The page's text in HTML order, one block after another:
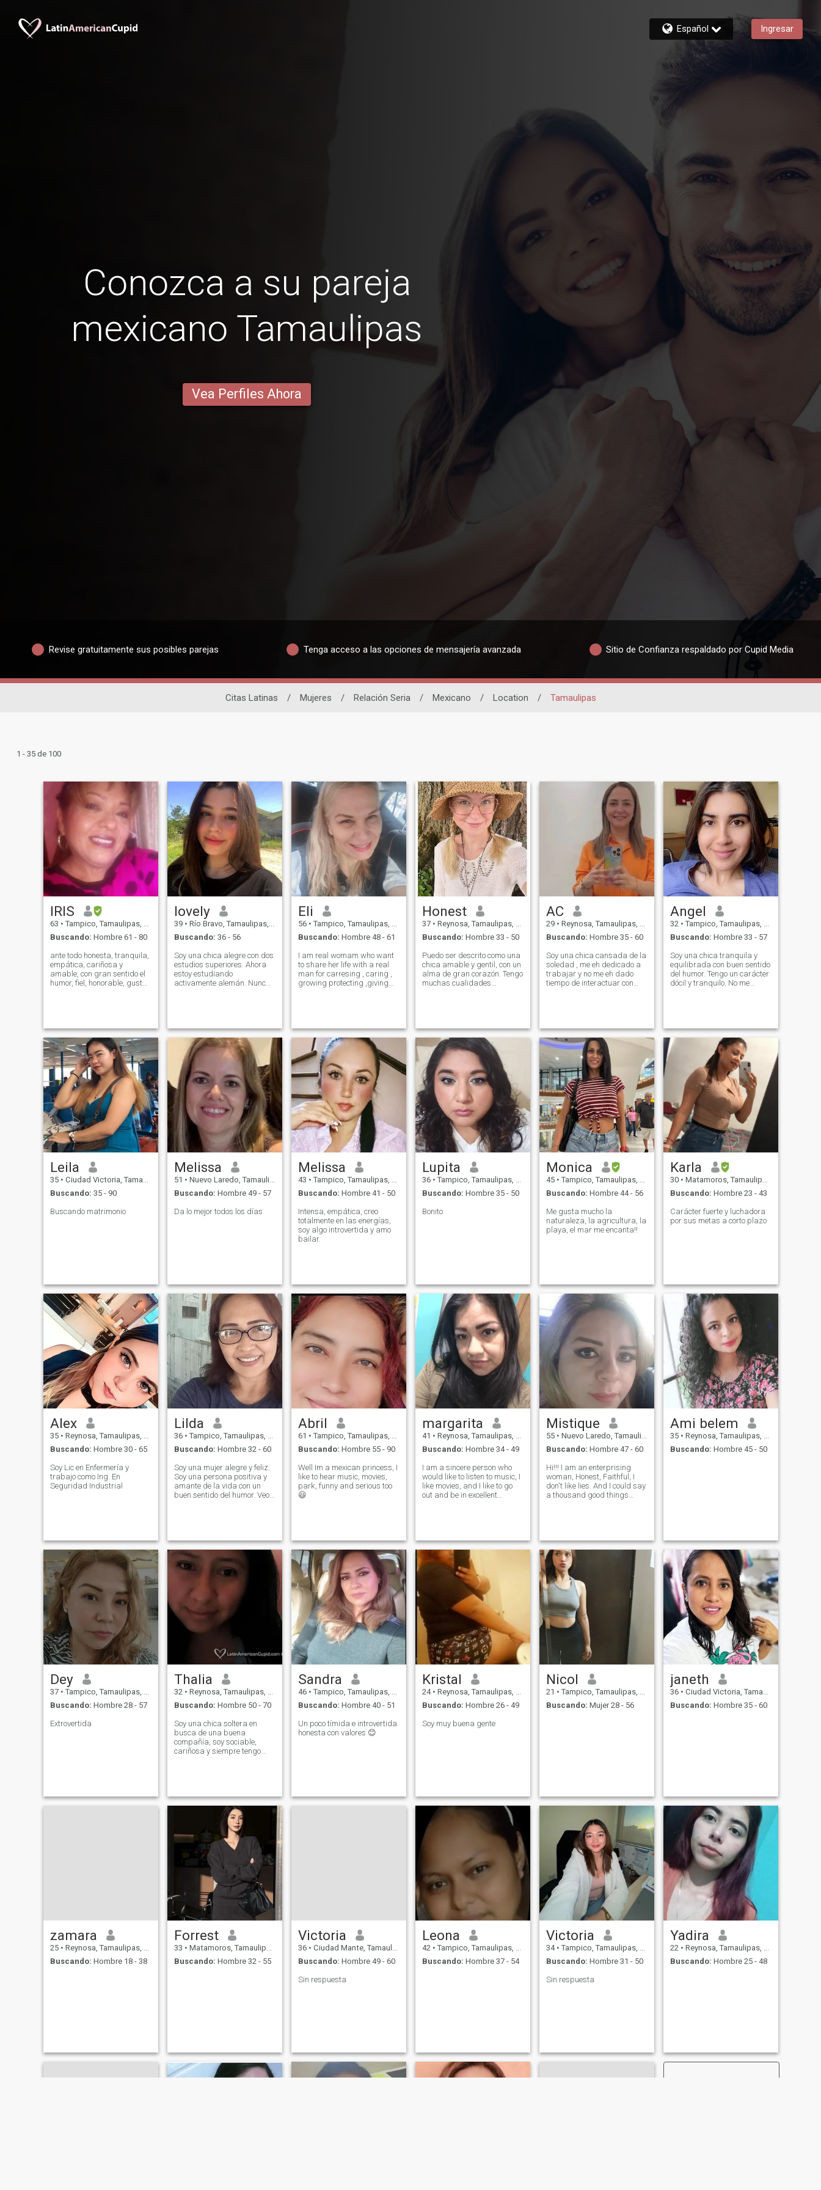
Español Ingresar
Conozca a su pareja
mexicano Tamaulipas
Vea Perfiles Ahora
Revise gratuitamente sus posibles parejas Tenga acceso a las opciones de mensajería avanzada Sitio de Confianza respaldado por Cupid Media
Citas Latinas / Mujeres / Relación Seria / Mexicano / Location / Tamaulipas
1 - 35 de 100
IRIS
63 • Tampico, Tamaulipas, México
Buscando: Hombre 61 - 80
ante todo honesta, tranquila,
empática, cariñosa y
amable, con gran sentido el
humor, fiel, honorable, gusta
pesca, disfrutar al máximo
la naturaleza, si eres menor
a 61 años no me contactes,
no contestaré, si eres
estafador no me contactes
me doy cuenta del modo de
actuar de un estafador y un
mentiroso; si eres un enfermo
sexual tampoco me
contactes, también de
inmediato lo percibo y te
bloquearé.
lovely
39 • Río Bravo, Tamaulipas, México
Buscando: 36 - 56
Soy una chica alegre con dos
estudios superiores. Ahora
estoy estudiando
activamente alemán. Nunca
persona sincera, abierta y
receptiva, siempre dispuesta
a ayudar. Me gusta la forma
activa de vida.
Eli
56 • Tampico, Tamaulipas, México
Buscando: Hombre 48 - 61
I am real womam who want
to share her life with a real
man for carresing , caring ,
growing protecting ,giving
Honest
37 • Reynosa, Tamaulipas, México
Buscando: Hombre 33 - 50
Puedo ser descrito como una
chica amable y gentil, con un
alma de gran corazón. Tengo
muchas cualidades
conversadora y una chica
hermosa
AC
29 • Reynosa, Tamaulipas, México
Buscando: Hombre 35 - 60
Soy una chica cansada de la
soledad , me eh dedicado a
trabajar y no me eh dado
tiempo de interactuar con
con temor a Dios .
Angel
32 • Tampico, Tamaulipas, México
Buscando: Hombre 33 - 57
Soy una chica tranquila y
equilibrada con buen sentido
del humor. Tengo un carácter
dócil y tranquilo. No me
elogios. Prefiero hacer lo que
amo en mi vida. Y no lo que
está de moda, prestigioso o
pertenece.
Leila
35 • Ciudad Victoria, Tamaulipas, México
Buscando: 35 - 90
Buscando matrimonio
Melissa
51 • Nuevo Laredo, Tamaulipas, México
Buscando: Hombre 49 - 57
Da lo mejor todos los días
Melissa
43 • Tampico, Tamaulipas, México
Buscando: Hombre 41 - 50
Intensa, empática, creo
totalmente en las energías,
soy algo introvertida y amo
bailar.
Lupita
36 • Tampico, Tamaulipas, México
Buscando: Hombre 35 - 50
Bonito
Monica
45 • Tampico, Tamaulipas, México
Buscando: Hombre 44 - 56
Me gusta mucho la
naturaleza, la agricultura, la
playa, el mar me encanta!!
Karla
30 • Matamoros, Tamaulipas, México
Buscando: Hombre 23 - 43
Carácter fuerte y luchadora
por sus metas a corto plazo
Alex
35 • Reynosa, Tamaulipas, México
Buscando: Hombre 30 - 65
Soy Lic en Enfermería y
trabajo como Ing. En
Seguridad Industrial
Lilda
36 • Tampico, Tamaulipas, México
Buscando: Hombre 32 - 60
Soy una mujer alegre y feliz.
Soy una persona positiva y
amante de la vida con un
buen sentido del humor. Veo
gusta estudiar la cultura y la
cocina de diferentes países
del mundo.
Abril
61 • Tampico, Tamaulipas, México
Buscando: Hombre 55 - 90
Well Im a mexican princess, I
like to hear music, movies,
park, funny and serious too
😃
margarita
41 • Reynosa, Tamaulipas, México
Buscando: Hombre 34 - 49
I am a sincere person who
would like to listen to music, I
like movies, and I like to go
out and be in excellent
Mistique
55 • Nuevo Laredo, Tamaulipas, México
Buscando: Hombre 47 - 60
Hi!!! I am an enterprising
woman, Honest, Faithful, I
don't like lies. And I could say
a thousand good things
Ami belem
35 • Reynosa, Tamaulipas, México
Buscando: Hombre 45 - 50
Dey
37 • Tampico, Tamaulipas, México
Buscando: Hombre 28 - 57
Extrovertida
Thalia
32 • Reynosa, Tamaulipas, México
Buscando: Hombre 50 - 70
Soy una chica soltera en
busca de una buena
compañía, soy sociable,
cariñosa y siempre tengo
Sandra
46 • Tampico, Tamaulipas, México
Buscando: Hombre 40 - 51
Un poco tímida e introvertida
honesta con valores 😊
Kristal
24 • Reynosa, Tamaulipas, México
Buscando: Hombre 26 - 49
Soy muy buena gente
Nicol
21 • Tampico, Tamaulipas, México
Buscando: Mujer 28 - 56
janeth
36 • Ciudad Victoria, Tamaulipas, México
Buscando: Hombre 35 - 60
zamara
25 • Reynosa, Tamaulipas, México
Buscando: Hombre 18 - 38
Forrest
33 • Matamoros, Tamaulipas, México
Buscando: Hombre 32 - 55
Victoria
36 • Ciudad Mante, Tamaulipas, México
Buscando: Hombre 49 - 60
Sin respuesta
Leona
42 • Tampico, Tamaulipas, México
Buscando: Hombre 37 - 54
Victoria
34 • Tampico, Tamaulipas, México
Buscando: Hombre 31 - 50
Sin respuesta
Yadira
22 • Reynosa, Tamaulipas, México
Buscando: Hombre 25 - 48